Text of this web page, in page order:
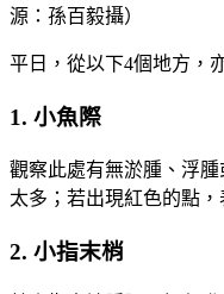
源：孫百毅攝）
平日，從以下4個地方，
1. 小魚際
觀察此處有無淤腫、浮
太多；若出現紅色的點，
2. 小指末梢